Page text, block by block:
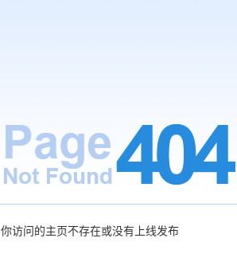
你访问的主页不存在或没有上线发布